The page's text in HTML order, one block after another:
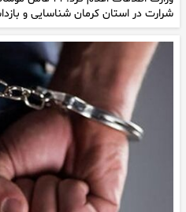
شرارت در استان کرمان شناسایی و